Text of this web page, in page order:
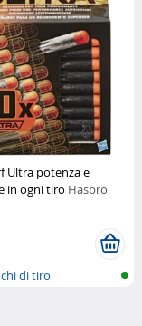
Ultra potenza e
in ogni tiro Hasbro
di tiro